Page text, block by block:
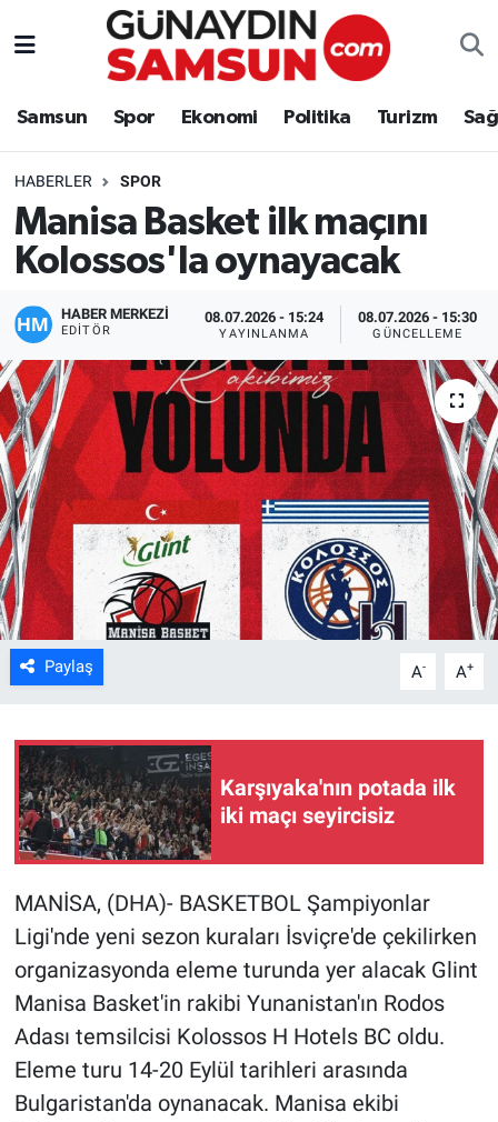
Samsun Spor Ekonomi Politika Turizm
HABERLER SPOR
Manisa Basket ilk maçını
Kolossos'la oynayacak
HABER MERKEZİ
EDITÖR
08.07.2026 - 15:24
YAYINLANMA
08.07.2026 - 15:30
GÜNCELLEME
Paylaş A- A+
Karşıyaka'nın potada ilk
iki maçı seyircisiz
MANİSA, (DHA)- BASKETBOL Şampiyonlar
Ligi'nde yeni sezon kuraları İsviçre'de çekilirken
organizasyonda eleme turunda yer alacak Glint
Manisa Basket'in rakibi Yunanistan'ın Rodos
Adası temsilcisi Kolossos H Hotels BC oldu.
Eleme turu 14-20 Eylül tarihleri arasında
Bulgaristan'da oynanacak. Manisa ekibi
Samsun
Politika
Turizm
Sağlık
Eğitim
Yaşam
Kültür Sanat
Bilim ve Teknoloji
Genel
Nöbetçi Eczaneler
Süper Lig Puan Durumu ve Fikstür
Tüm Manşetler
Son Dakika Haberleri
Haber Arşivi